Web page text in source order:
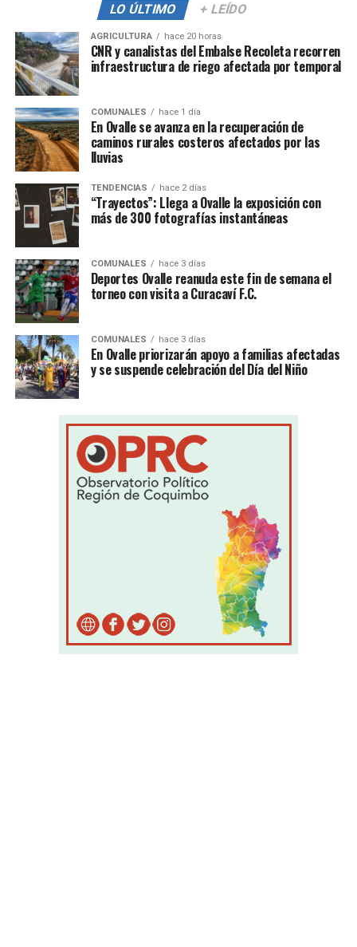
LO ÚLTIMO + LEÍDO
AGRICULTURA hace 20 horas
CNR y canalistas del Embalse Recoleta recorren
infraestructura de riego afectada por temporal
COMUNALES hace 1 día
En Ovalle se avanza en la recuperación de
caminos rurales costeros afectados por las
lluvias
TENDENCIAS hace 2 días
“Trayectos”: Llega a Ovalle la exposición con
más de 300 fotografías instantáneas
COMUNALES hace 3 días
Deportes Ovalle reanuda este fin de semana el
torneo con visita a Curacaví F.C.
COMUNALES hace 3 días
En Ovalle priorizarán apoyo a familias afectadas
y se suspende celebración del Día del Niño